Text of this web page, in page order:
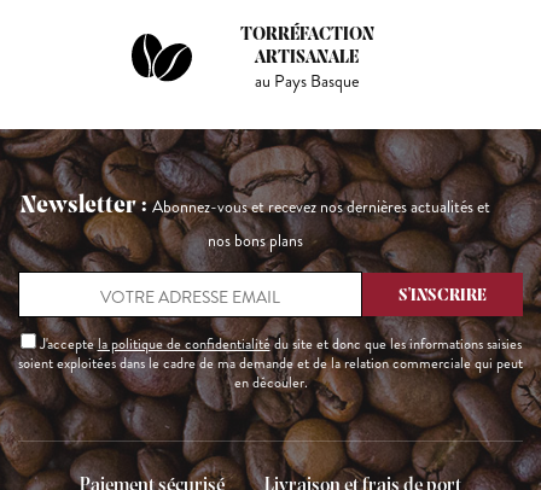
TORRÉFACTION
ARTISANALE
au Pays Basque
Newsletter :Abonnez-vous et recevez nos dernières actualités et
nos bons plans
J'acceptela politique de confidentialitédu site et donc que les informations saisies
soient exploitées dans le cadre de ma demande et de la relation commerciale qui peut
en découler.
Paiement sécurisé Livraison et frais de port